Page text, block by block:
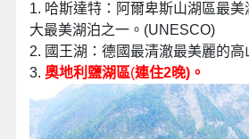
1. 哈斯達特：阿爾卑斯山湖區最
大最美湖泊之一。(UNESCO)
2. 國王湖：德國最清澈最美麗的高
3. 奧地利鹽湖區(連住2晚)。